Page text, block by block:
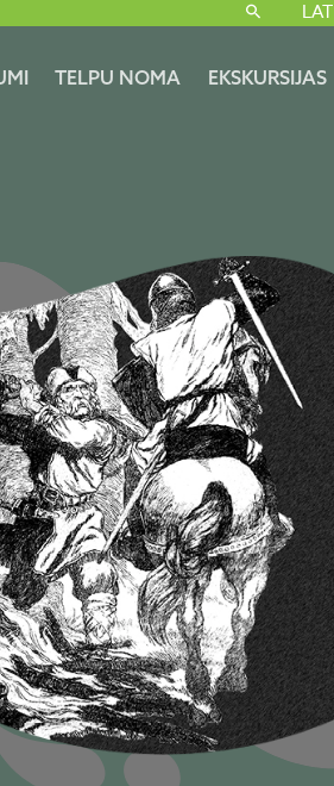
LAT
TELPU NOMA EKSKURSIJAS